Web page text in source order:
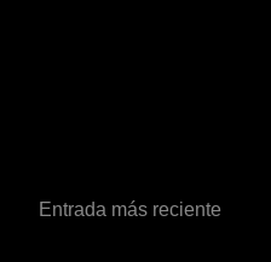
Entrada más reciente